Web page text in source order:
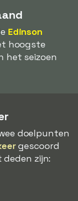
Edinson
hoogste
het seizoen
doelpunten
gescoord
deden zijn: